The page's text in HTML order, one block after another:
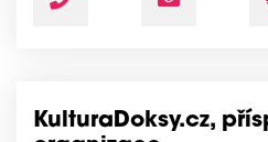
KulturaDoksy.cz,